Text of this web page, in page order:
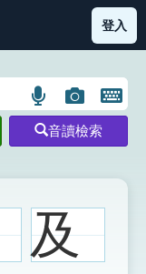
部首索引表圖示
登入
語
言
搜
示
圖
片
搜
示
開
鍵
圖
音讀檢索
及